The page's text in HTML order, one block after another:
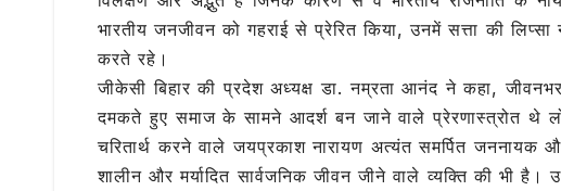
भारतीय जनजीवन को गहराई से प्रेरित किया, उनमें सत्ता की
करते रहे।
जीकेसी बिहार की प्रदेश अध्यक्ष डा. नम्रता आनंद ने कहा,
दमकते हुए समाज के सामने आदर्श बन जाने वाले प्रेरणास्त्रोत थे
चरितार्थ करने वाले जयप्रकाश नारायण अत्यंत समर्पित
शालीन और मर्यादित सार्वजनिक जीवन जीने वाले व्यक्ति की भी